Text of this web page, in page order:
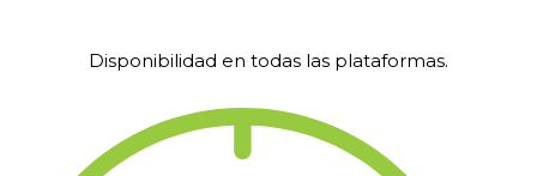
Disponibilidad en todas las plataformas.